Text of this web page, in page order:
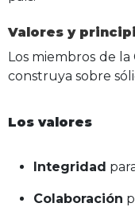
Valores y
Los miembros de
construya sobre
Los valores
Integridad
Colaboración